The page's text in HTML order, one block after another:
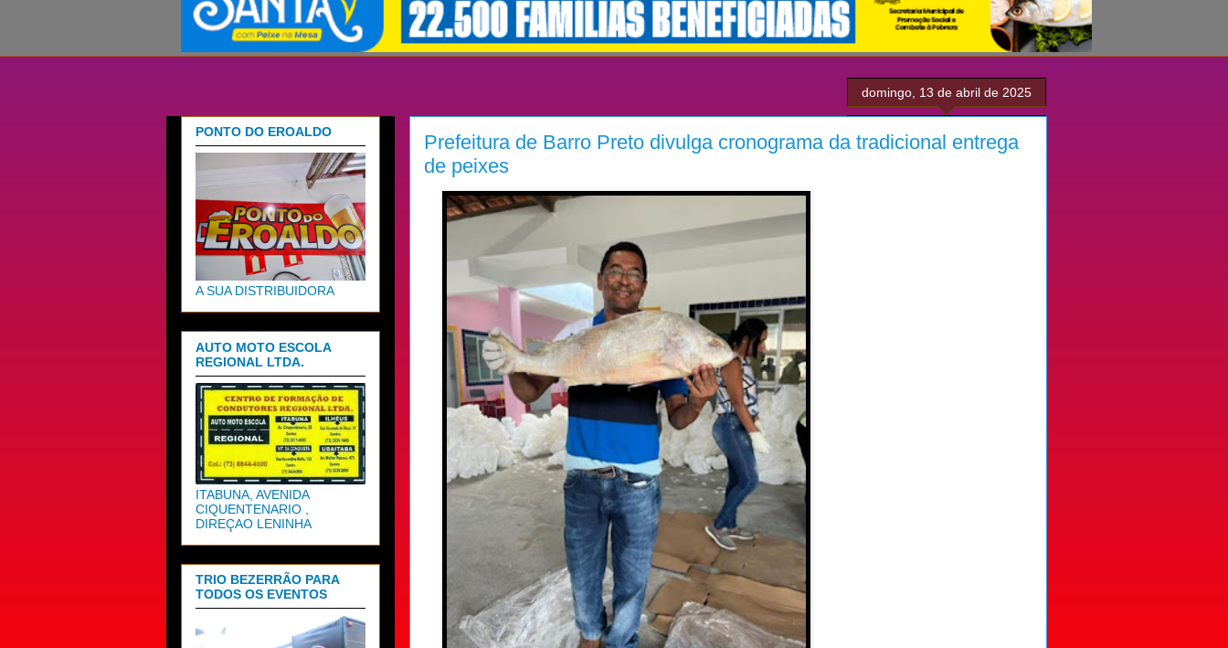
domingo, 13 de abril de 2025
Prefeitura de Barro Preto divulga cronograma da tradicional entrega
de peixes
PONTO DO EROALDO
A SUA DISTRIBUIDORA
AUTO MOTO ESCOLA
REGIONAL LTDA.
ITABUNA, AVENIDA
CIQUENTENARIO ,
DIREÇAO LENINHA
TRIO BEZERRÃO PARA
TODOS OS EVENTOS